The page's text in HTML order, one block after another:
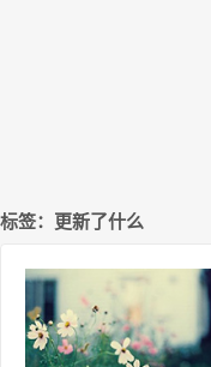
标签：更新了什么